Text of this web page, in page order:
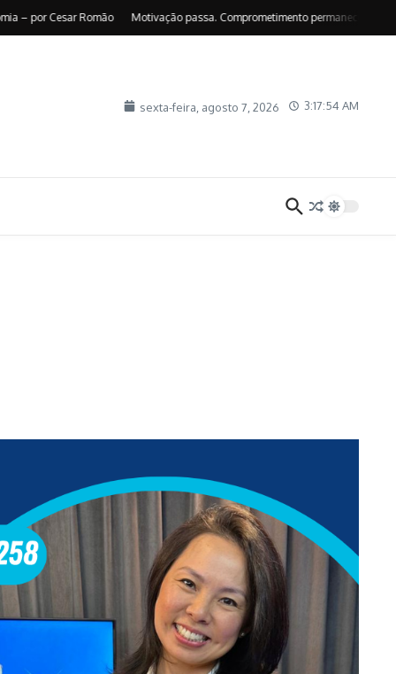
Cesar Romão Motivação passa. Comprometimento permanece – por Suely
sexta-feira, agosto 7, 2026 3:17:55 AM